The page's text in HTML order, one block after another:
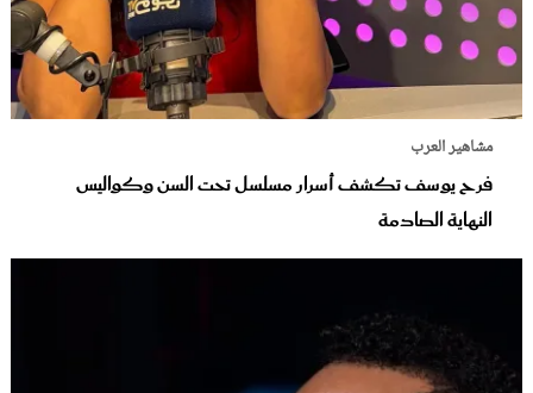
مشاهير العرب
فرح يوسف تكشف أسرار مسلسل تحت السن وكواليس
النهاية الصادمة